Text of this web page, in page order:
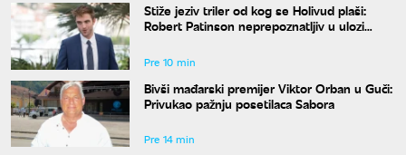
Stiže jeziv triler od kog se Holivud plaši:
Robert Patinson neprepoznatljiv u ulozi
Pre 10 min
Bivši mađarski premijer Viktor Orban u Guči:
Privukao pažnju posetilaca Sabora
Pre 14 min